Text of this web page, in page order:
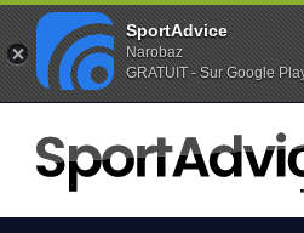
Favoris (0)
ACCUEIL
SKIS
2020
SportAdvice
Narobaz
GRATUIT - Sur Google